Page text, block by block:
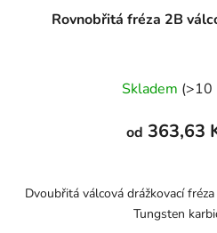
Rovnobřitá fréza 2B
Skladem (>10
od 363,63
Dvoubřitá válcová drážkovací
Tungsten